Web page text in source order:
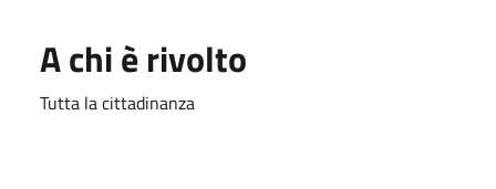
A chi è rivolto
Tutta la cittadinanza